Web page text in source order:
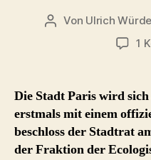
Beitragsautor
Von Ulrich
1
Die Stadt Paris wird
erstmals mit einem
beschloss der Stadtrat
der Fraktion der